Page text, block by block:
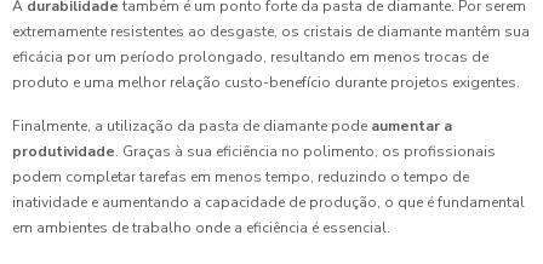
A durabilidade também é um ponto forte da pasta de diamante. Por serem
extremamente resistentes ao desgaste, os cristais de diamante mantêm sua
eficácia por um período prolongado, resultando em menos trocas de
produto e uma melhor relação custo-benefício durante projetos exigentes.
Finalmente, a utilização da pasta de diamante pode aumentar a
produtividade. Graças à sua eficiência no polimento, os profissionais
podem completar tarefas em menos tempo, reduzindo o tempo de
inatividade e aumentando a capacidade de produção, o que é fundamental
em ambientes de trabalho onde a eficiência é essencial.